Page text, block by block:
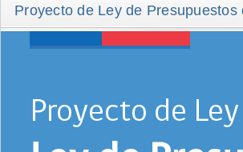
Proyecto de Ley de Presupuestos